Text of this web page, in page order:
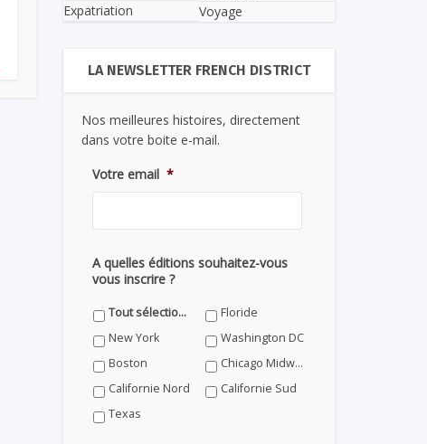
Expatriation
Voyage
LA NEWSLETTER FRENCH DISTRICT
Nos meilleures histoires, directement
dans votre boite e-mail.
Votre email *
A quelles éditions souhaitez-vous
vous inscrire ?
Tout sélectionner
Floride
New York
Washington DC
Boston
Chicago Midwest
Californie Nord
Californie Sud
Texas